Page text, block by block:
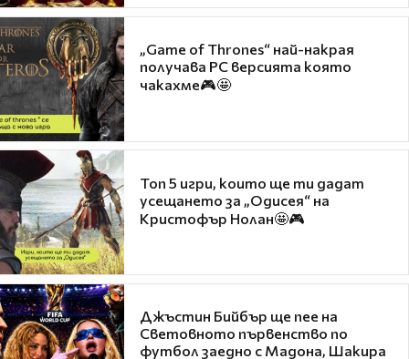
„Game of Thrones“ най-накрая
получава PC версията която
чакахме🎮🤩
Топ 5 игри, които ще ти дадат
усещането за „Одисея“ на
Кристофър Нолан🤩🎮
Джъстин Бийбър ще пее на
Световното първенство по
футбол заедно с Мадона, Шакира